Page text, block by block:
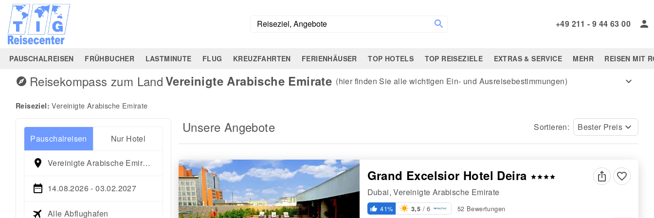
+49 211 - 9 44 63 00
PAUSCHALREISEN FRÜHBUCHER LASTMINUTE FLUG KREUZFAHRTEN FERIENHÄUSER TOP HOTELS TOP REISEZIELE EXTRAS & SERVICE MEHR REISEN MIT
explore Reisekompass zum LandVereinigte Arabische Emirate (hier finden Sie alle wichtigen Ein- und Ausreisebestimmungen) expand_more
Reiseziel: Vereinigte Arabische Emirate
Pauschalreisen Nur Hotel
Vereinigte Arabische Emirate
14.08.2026 - 03.02.2027
Alle Abflughafen
Unsere Angebote Sortieren: Bester Preis keyboard_arrow_down
Grand Excelsior Hotel Deira starstarstarstar favorite_border
Dubai, Vereinigte Arabische Emirate
thumb_up_alt 41% 3,5 / 6 52 Bewertungen